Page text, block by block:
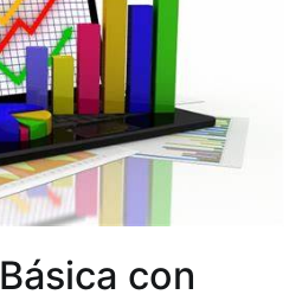
con